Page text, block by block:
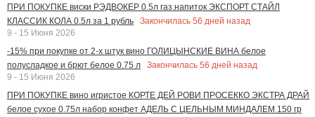
ПРИ ПОКУПКЕ виски РЭДВОКЕР 0.5л газ.напиток ЭКСПОРТ СТАЙЛ
КЛАССИК КОЛА 0.5л за 1 рубль
Закончилась 56 дней назад
9 - 15 Июня 2026
-15% при покупке от 2-х штук вино ГОЛИЦЫНСКИЕ ВИНА белое
полусладкое и брют белое 0.75 л
Закончилась 56 дней назад
9 - 15 Июня 2026
ПРИ ПОКУПКЕ вино игристое КОРТЕ ДЕЙ РОВИ ПРОСЕККО ЭКСТРА ДРАЙ
белое сухое 0.75л набор конфет АДЕЛЬ С ЦЕЛЬНЫМ МИНДАЛЕМ 150 гр